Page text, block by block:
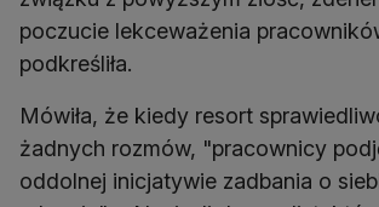
poczucie lekceważenia
podkreśliła.
Mówiła, że kiedy resort
żadnych rozmów, "pracownicy
oddolnej inicjatywie zadbania o